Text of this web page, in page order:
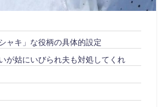
ャキ」な役柄の具体的設定
が姑にいびられ夫も対処してくれ